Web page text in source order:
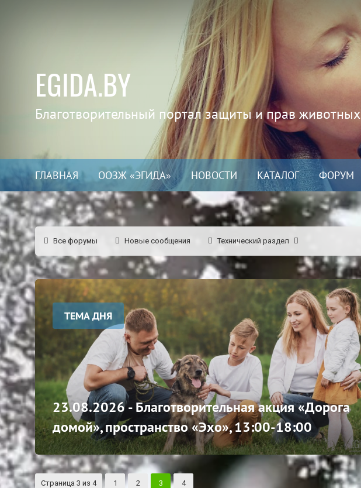
EGIDA.BY
Благотворительный портал защиты и прав животных
ГЛАВНАЯ ООЗЖ «ЭГИДА» НОВОСТИ КАТАЛОГ ФОРУМ
Все форумы Новые сообщения Технический раздел
ТЕМА ДНЯ
23.08.2026 - Благотворительная акция «Дорога
домой», пространство «Эхо», 13:00-18:00
Страница 3 из 4 1 2 3 4